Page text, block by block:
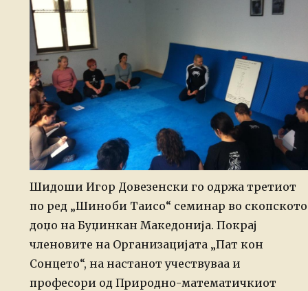
Шидоши Игор Довезенски го одржа третиот
по ред „Шиноби Таисо“ семинар во скопското
доџо на Буџинкан Македонија. Покрај
членовите на Организацијата „Пат кон
Сонцето“, на настанот учествуваа и
професори од Природно-математичкиот